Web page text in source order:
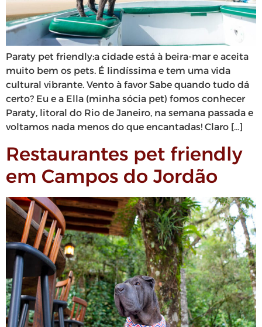
Paraty pet friendly:a cidade está à beira-mar e aceita
muito bem os pets. É lindíssima e tem uma vida
cultural vibrante. Vento à favor Sabe quando tudo dá
certo? Eu e a Ella (minha sócia pet) fomos conhecer
Paraty, litoral do Rio de Janeiro, na semana passada e
voltamos nada menos do que encantadas! Claro […]
Restaurantes pet friendly
em Campos do Jordão